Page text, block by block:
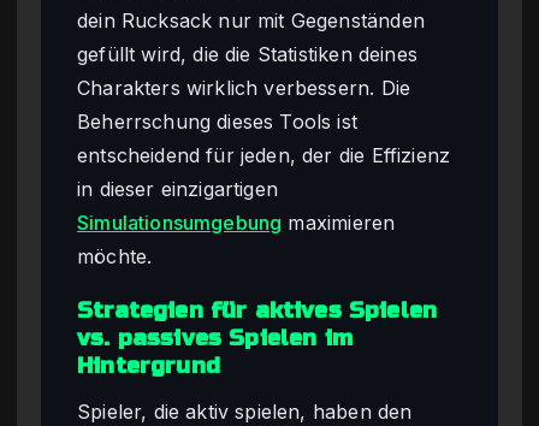
dein Rucksack nur mit Gegenständen
gefüllt wird, die die Statistiken deines
Charakters wirklich verbessern. Die
Beherrschung dieses Tools ist
entscheidend für jeden, der die Effizienz
in dieser einzigartigen
Simulationsumgebung maximieren
möchte.
Strategien für aktives Spielen
vs. passives Spielen im
Hintergrund
Spieler, die aktiv spielen, haben den